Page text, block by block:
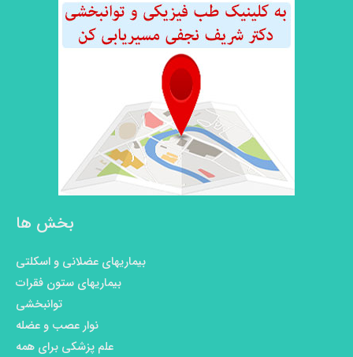
بخش ها
بیماریهای عضلانی و اسکلتی
بیماریهای ستون فقرات
توانبخشی
نوار عصب و عضله
علم پزشکی برای همه